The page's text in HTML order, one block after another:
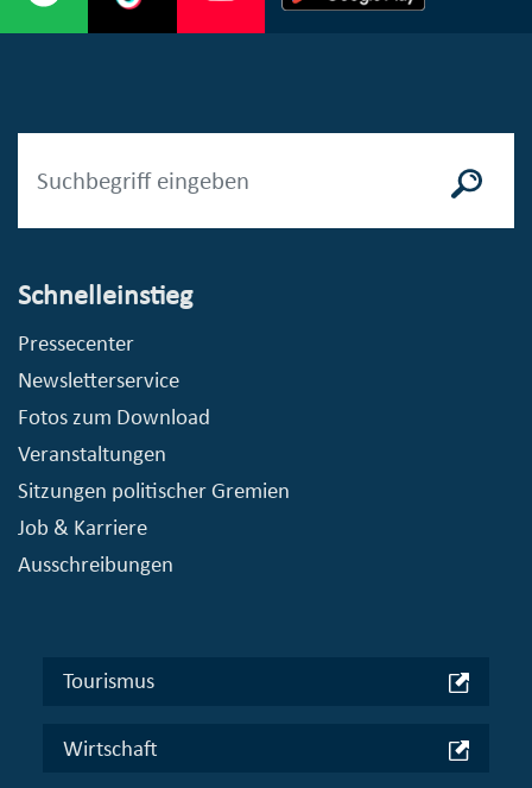
Schnelleinstieg
Pressecenter
Newsletterservice
Fotos zum Download
Veranstaltungen
Sitzungen politischer Gremien
Job & Karriere
Ausschreibungen
Tourismus
Wirtschaft